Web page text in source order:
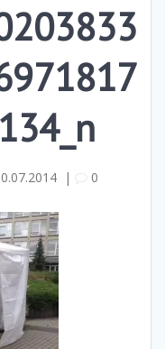
| 0